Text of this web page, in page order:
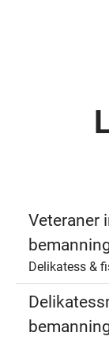
Veteraner
Delikatess &